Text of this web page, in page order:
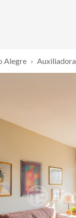
Alegre › Auxiliadora